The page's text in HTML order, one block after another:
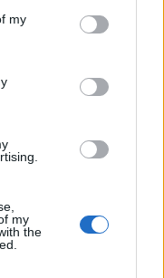
You may click to
third-party tags to
in below Google
my
my
the
kötelesek
a női és férfi
a női és férfi
a nemek
is tekintettel.
Ügyvédi Iroda
azonban nem